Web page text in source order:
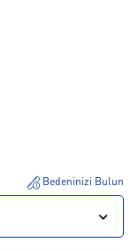
Bedeninizi Bulun